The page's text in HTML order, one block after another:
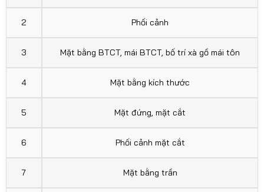
2 Phối cảnh
3 Mặt bằng BTCT, mái BTCT, bố trí xà gồ mái tôn
4 Mặt bằng kích thước
5 Mặt đứng, mặt cắt
6 Phối cảnh mặt cắt
7 Mặt bằng trần